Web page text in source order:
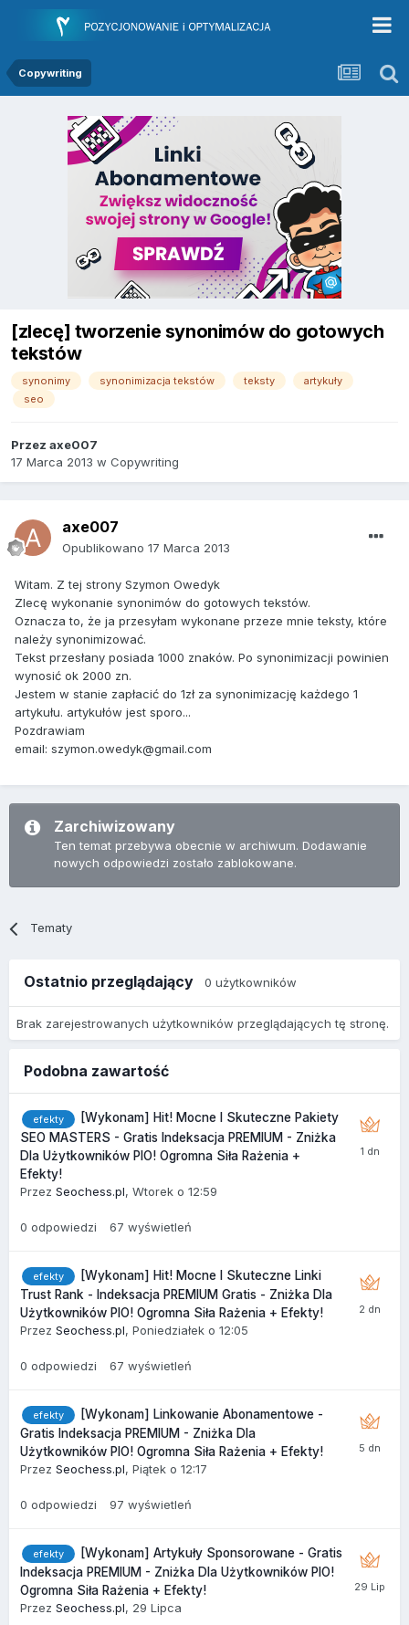
Copywriting
[zlecę] tworzenie synonimów do gotowych
tekstów
synonimy synonimizacja tekstów teksty
artykuły
seo
Przez axe007
17 Marca 2013 w Copywriting
axe007
Opublikowano 17 Marca 2013
Witam. Z tej strony Szymon Owedyk
Zlecę wykonanie synonimów do gotowych tekstów.
Oznacza to, że ja przesyłam wykonane przeze mnie teksty, które
należy synonimizować.
Tekst przesłany posiada 1000 znaków. Po synonimizacji powinien
wynosić ok 2000 zn.
Jestem w stanie zapłacić do 1zł za synonimizację każdego 1
artykułu. artykułów jest sporo...
Pozdrawiam
email: szymon.owedyk@gmail.com
Zarchiwizowany
Ten temat przebywa obecnie w archiwum. Dodawanie
nowych odpowiedzi zostało zablokowane.
Tematy
Ostatnio przeglądający 0 użytkowników
Brak zarejestrowanych użytkowników przeglądających tę stronę.
Podobna zawartość
efekty
[Wykonam] Hit! Mocne I Skuteczne Pakiety
SEO MASTERS - Gratis Indeksacja PREMIUM - Zniżka
Dla Użytkowników PIO! Ogromna Siła Rażenia +
Efekty!
Przez Seochess.pl, Wtorek o 12:59
0 odpowiedzi 67 wyświetleń
efekty
[Wykonam] Hit! Mocne I Skuteczne Linki
Trust Rank - Indeksacja PREMIUM Gratis - Zniżka Dla
Użytkowników PIO! Ogromna Siła Rażenia + Efekty!
Przez Seochess.pl, Poniedziałek o 12:05
0 odpowiedzi 67 wyświetleń
efekty
[Wykonam] Linkowanie Abonamentowe -
Gratis Indeksacja PREMIUM - Zniżka Dla
Użytkowników PIO! Ogromna Siła Rażenia + Efekty!
Przez Seochess.pl, Piątek o 12:17
0 odpowiedzi 97 wyświetleń
efekty
[Wykonam] Artykuły Sponsorowane - Gratis
Indeksacja PREMIUM - Zniżka Dla Użytkowników PIO!
Ogromna Siła Rażenia + Efekty!
Przez Seochess.pl, 29 Lipca